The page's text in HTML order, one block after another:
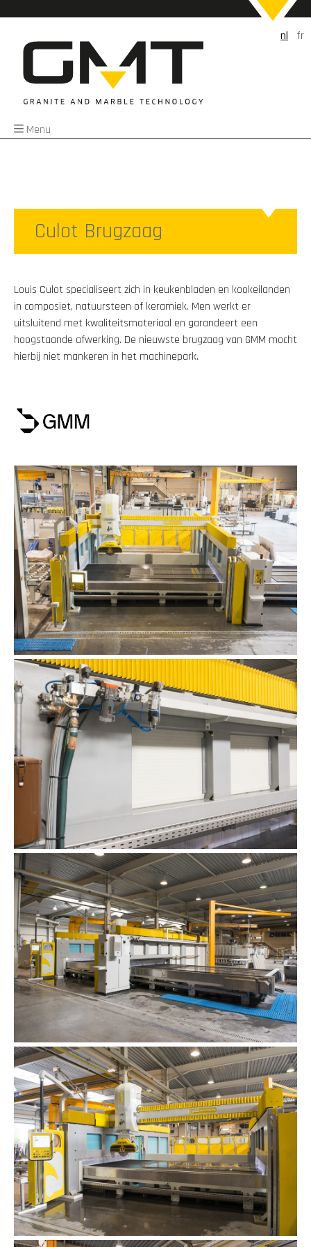
Menu
nl fr
Culot Brugzaag
Louis Culot specialiseert zich in keukenbladen en kookeilanden
in composiet, natuursteen of keramiek. Men werkt er
uitsluitend met kwaliteitsmateriaal en garandeert een
hoogstaande afwerking. De nieuwste brugzaag van GMM mocht
hierbij niet mankeren in het machinepark.